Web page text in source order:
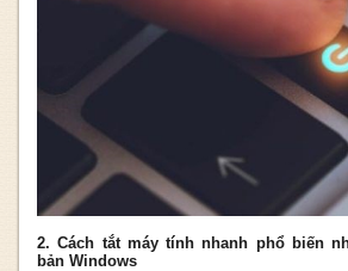
2. Cách tắt máy tính nhanh phổ biến
bản Windows